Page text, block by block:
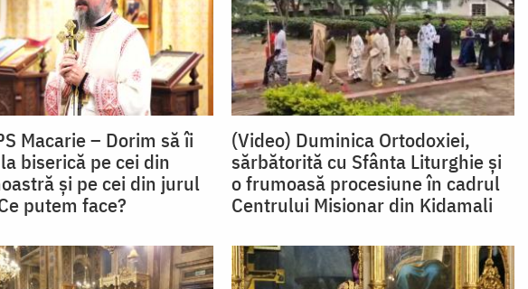
Macarie – Dorim să îi
biserică pe cei din
și pe cei din jurul
putem face?
(Video) Duminica Ortodoxiei,
sărbătorită cu Sfânta Liturghie și
o frumoasă procesiune în cadrul
Centrului Misionar din Kidamali